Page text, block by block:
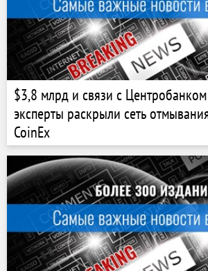
$3,8 млрд и связи с
эксперты раскрыли сеть
CoinEx